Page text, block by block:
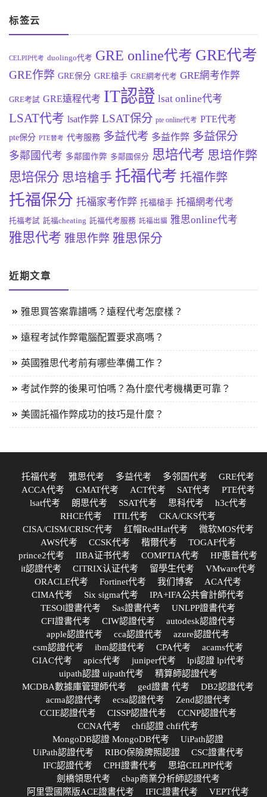
标签云
CELPIP代考 duolingo代考 GRE online代考 GRE代考
GRE作弊 GRE保分 GRE槍手 GRE網考代考 GRE網考作弊
GRE考試 GRE遠程代考 IT認證 lsat online代考
LSAT代考 lsat作弊 LSAT保分 pte online代考 PTE代考
pte保分 PTE替考 代考服務 多益代考 多益作弊 多益保分
多鄰國代考 多鄰國作弊 多鄰國保分 思培代考 思培作弊
思培保分 思培槍手 托福代考 托福作弊
托福保分 托福家考作弊 托福槍手 托福網考代考
托福考試 託福cheating 託福代考服務 託福出貓 雅思online代考
雅思代考 雅思作弊 雅思保分
近期文章
雅思買答案靠譜嗎？遠程代考怎麼樣？
遠程考試作弊電腦配置要求高嗎？
英國雅思代考前有哪些準備工作？
考試作弊的後果可怕嗎？為什麼代考機構更可靠？
美國託福作弊成功的技巧是什麼？
托福代考 雅思代考 多益代考 多邻国代考
GRE代考
ACCA代考
GMAT代考 ACT代考 SAT代考
PTE代考
lsat代考
朗思代考 SSAT代考 思科代考
h3c代考
RHCE代考
ITIL代考
CKA/CKS代考
CISA/CISM/CRISC代考
红帽RedHat代考
微软MOS代考
AWS代考
CCSK代考 楷爾代考
TOGAF代考
prince2代考
IIBA证书代考 COMPTIA代考
HP惠普代考
it認證代考
CITRIX认证代考 留學生代考
VMware代考
ORACLE代考
Fortinet代考 我们博客
ACA代考
CIMA代考
Six sigma代考
IPA+IFA公共會計師代考
TESOl證書代考
Sas證書代考
UNLPP證書代考
CFI證書代考
CIW認證代考
autodesk認證代考
apple認證代考
cca認證代考
azure認證代考
csm認證代考
ibm認證代考 CPA代考
acams代考
GIAC代考
apics代考 juniper代考
lpi認證 lpi代考
uipath認證 uipath代考
精算師認證代考
MCDBA數據庫管理師代考
ged證書 代考
DB2認證代考
acma認證代考
ecsa認證代考
Zend認證代考
CCIE認證代考
CISSP認證代考
CCNP認證代考
CCNA代考
chfi認證 chfi代考
MongoDB認證 MongoDB代考
UiPath認證
UiPath認證代考
RIBO保險牌照認證
CSC證書代考
IFC認證代考
CPH證書代考
思培CELPIP代考
劍橋領思代考
cbap商業分析師認證代考
阿里雲國際版ACE證書代考
IFIC證書代考
VEPT代考